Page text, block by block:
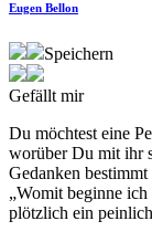
Eugen Bellon
Speichern
Gefällt mir
Du möchtest eine
worüber Du mit ihr
Gedanken
„Womit beginne ich
plötzlich ein